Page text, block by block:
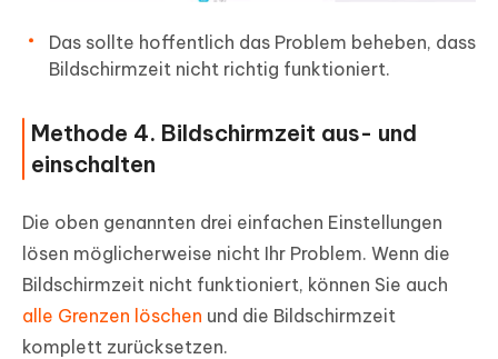
Das sollte hoffentlich das Problem beheben, dass
Bildschirmzeit nicht richtig funktioniert.
Methode 4. Bildschirmzeit aus- und
einschalten
Die oben genannten drei einfachen Einstellungen
lösen möglicherweise nicht Ihr Problem. Wenn die
Bildschirmzeit nicht funktioniert, können Sie auch
alle Grenzen löschen und die Bildschirmzeit
komplett zurücksetzen.